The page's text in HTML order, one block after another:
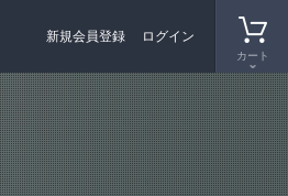
カート
新規会員登録 ログイン